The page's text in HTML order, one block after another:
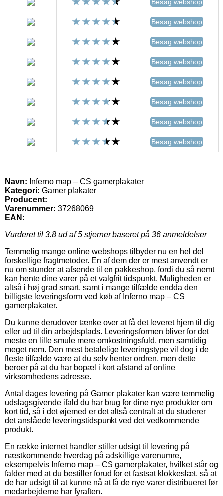
Besøg webshop
Besøg webshop
Besøg webshop
Besøg webshop
Besøg webshop
Besøg webshop
Besøg webshop
Besøg webshop
Navn: Inferno map – CS gamerplakater
Kategori: Gamer plakater
Producent:
Varenummer: 37268069
EAN:
Vurderet til 3.8 ud af 5 stjerner baseret på 36 anmeldelser
Temmelig mange online webshops tilbyder nu en hel del
forskellige fragtmetoder. En af dem der er mest anvendt er
nu om stunder at afsende til en pakkeshop, fordi du så nemt
kan hente dine varer på et valgfrit tidspunkt. Muligheden er
altså i høj grad smart, samt i mange tilfælde endda den
billigste leveringsform ved køb af Inferno map – CS
gamerplakater.
Du kunne derudover tænke over at få det leveret hjem til dig
eller ud til din arbejdsplads. Leveringsformen bliver for det
meste en lille smule mere omkostningsfuld, men samtidig
meget nem. Den mest betalelige leveringstype vil dog i de
fleste tilfælde være at du selv henter ordren, men dette
beroer på at du har bopæl i kort afstand af online
virksomhedens adresse.
Antal dages levering på Gamer plakater kan være temmelig
udslagsgivende ifald du har brug for dine nye produkter om
kort tid, så i det øjemed er det altså centralt at du studerer
det anslåede leveringstidspunkt ved det vedkommende
produkt.
En række internet handler stiller udsigt til levering på
næstkommende hverdag på adskillige varenumre,
eksempelvis Inferno map – CS gamerplakater, hvilket står og
falder med at du bestiller forud for et fastsat klokkeslæt, så at
de har udsigt til at kunne nå at få de nye varer distribueret før
medarbejderne har fyraften.